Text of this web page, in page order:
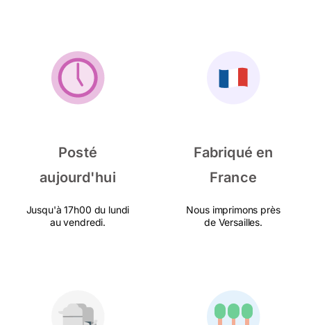
Posté
aujourd'hui
Jusqu'à 17h00 du lundi
au vendredi.
Fabriqué en
France
Nous imprimons près
de Versailles.